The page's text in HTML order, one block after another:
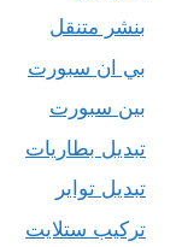
بنشر متنقل
بي ان سبورت
بين سبورت
تبديل بطاريات
تبديل تواير
تركيب ستلايت